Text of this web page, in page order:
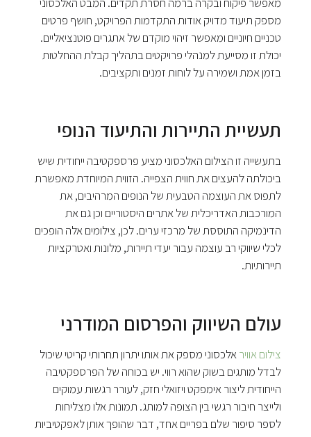
מספק תיעוד מדויק אודות התקדמות הפרויקט, חושף פרטים
טכניים חיוניים ומאפשר זיהוי מוקדם של אתגרים פוטנציאליים.
יכולת זו מסייעת למנהלי פרויקטים בתהליך קבלת ההחלטות
בזמן אמת ושמירה על לוחות זמנים ותקציבים.
תעשיית התיירות והתיעוד הנופי
בתעשייה זו הצילום האלכסוני מציע פרספקטיבה ייחודית שיש
ביכולתה להעצים את חווית הצפייה. הזווית המיוחדת מאפשרת
לתפוס את העוצמה הטבעית של הנופים המרהיבים, את
המורכבות האדריכלית של אתרים היסטוריים וכן גם את
הדינמיקה התוססת של מרכזי ערים. לכן, צילומים אלה הופכים
לכלי שיווקי רב עוצמה עבור יעדי תיירות, מלונות ואטרקציות
תיירותיות.
עולם השיווק והפרסום המודרני
צילום אוויראלכסוני מספק את אותו יתרון תחרותי קריטי שיכול
לבדל מותגים בשוק שהוא רווי. יש בכוחה של הפרספקטיבה
הייחודית ליצור אימפקט ויזואלי חזק, לעורר רגשות עמוקים
ולייצר חיבור רגשי בין הצופה למותג. תמונות אלו מצליחות
לספר סיפור שלם בפריים אחד, דבר שהופך אותן לאפקטיביות